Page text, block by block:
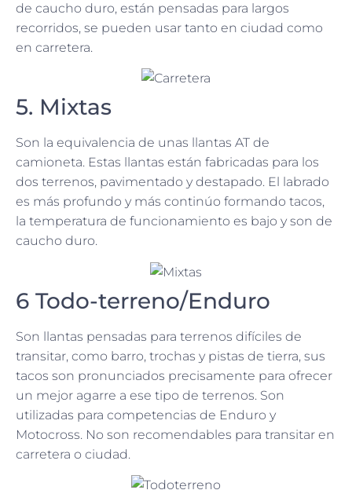
de caucho duro, están pensadas para largos
recorridos, se pueden usar tanto en ciudad como
en carretera.
5. Mixtas
Son la equivalencia de unas llantas AT de
camioneta. Estas llantas están fabricadas para los
dos terrenos, pavimentado y destapado. El labrado
es más profundo y más continúo formando tacos,
la temperatura de funcionamiento es bajo y son de
caucho duro.
6 Todo-terreno/Enduro
Son llantas pensadas para terrenos difíciles de
transitar, como barro, trochas y pistas de tierra, sus
tacos son pronunciados precisamente para ofrecer
un mejor agarre a ese tipo de terrenos. Son
utilizadas para competencias de Enduro y
Motocross. No son recomendables para transitar en
carretera o ciudad.